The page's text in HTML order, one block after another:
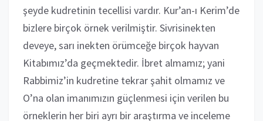
şeyde kudretinin tecellisi vardır. Kur’an-ı Kerim’de
bizlere birçok örnek verilmiştir. Sivrisinekten
deveye, sarı inekten örümceğe birçok hayvan
Kitabımız’da geçmektedir. İbret almamız; yani
Rabbimiz’in kudretine tekrar şahit olmamız ve
O’na olan imanımızın güçlenmesi için verilen bu
örneklerin her biri ayrı bir araştırma ve inceleme